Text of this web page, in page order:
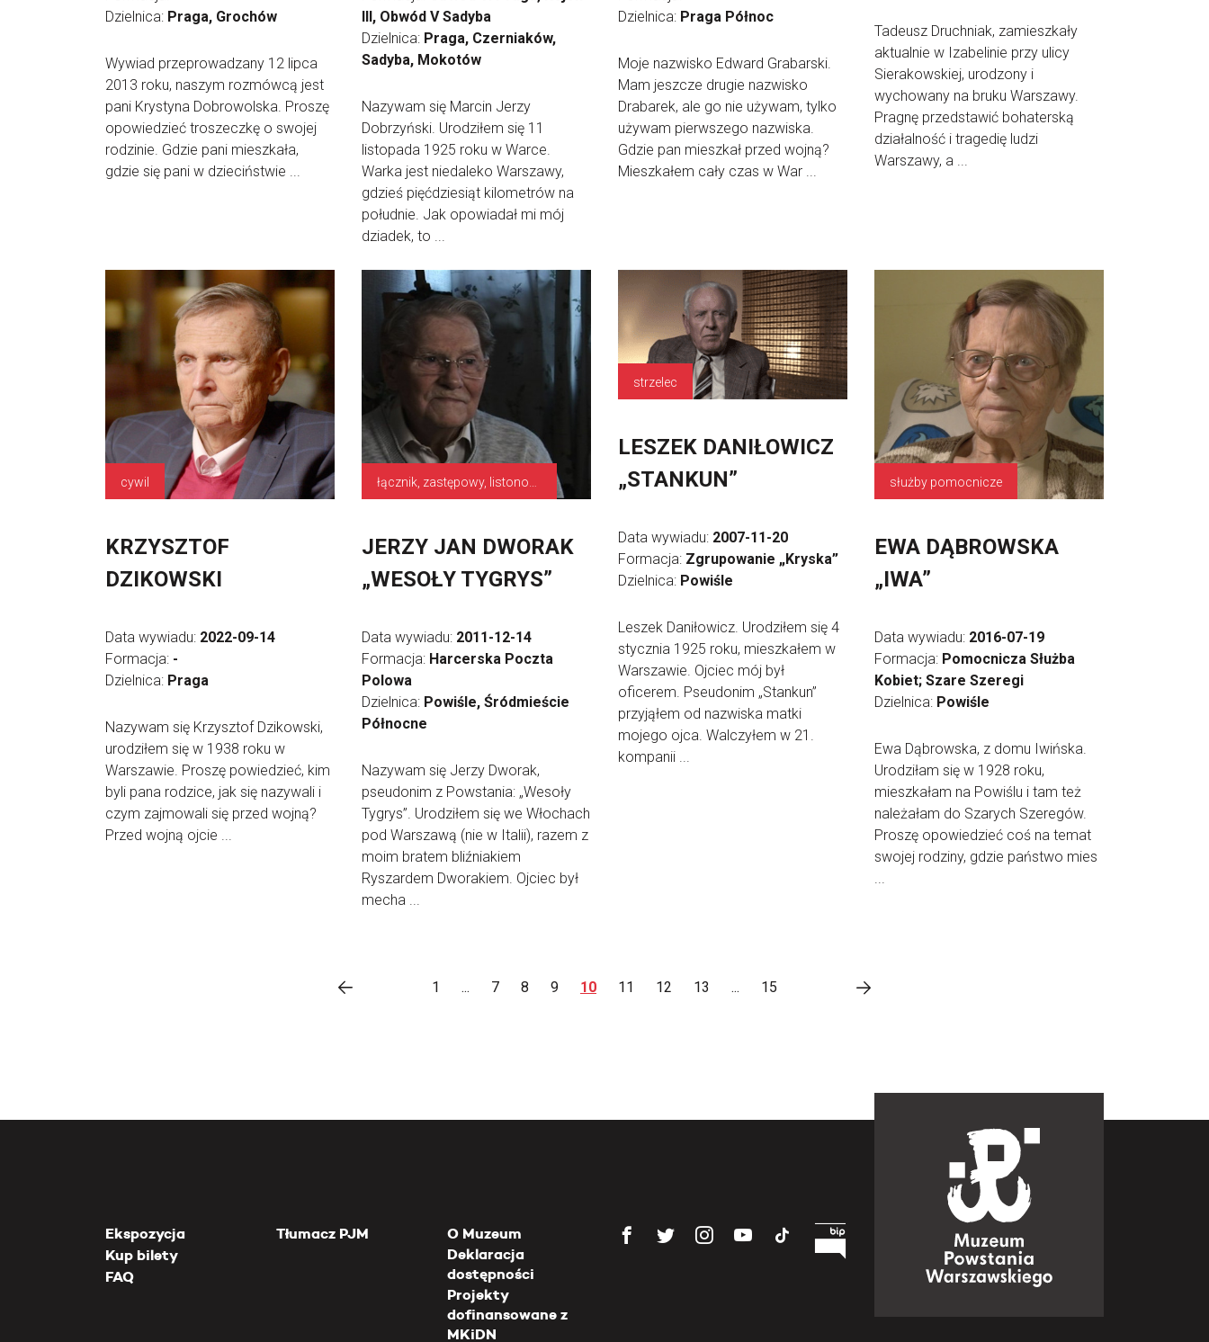
Dzielnica: Praga, Grochów
Wywiad przeprowadzany 12 lipca
2013 roku, naszym rozmówcą jest
pani Krystyna Dobrowolska. Proszę
opowiedzieć troszeczkę o swojej
rodzinie. Gdzie pani mieszkała,
gdzie się pani w dzieciństwie ...
III, Obwód V Sadyba
Dzielnica: Praga, Czerniaków,
Sadyba, Mokotów
Nazywam się Marcin Jerzy
Dobrzyński. Urodziłem się 11
listopada 1925 roku w Warce.
Warka jest niedaleko Warszawy,
gdzieś pięćdziesiąt kilometrów na
południe. Jak opowiadał mi mój
dziadek, to ...
Dzielnica: Praga Północ
Moje nazwisko Edward Grabarski.
Mam jeszcze drugie nazwisko
Drabarek, ale go nie używam, tylko
używam pierwszego nazwiska.
Gdzie pan mieszkał przed wojną?
Mieszkałem cały czas w War ...
Tadeusz Druchniak, zamieszkały
aktualnie w Izabelinie przy ulicy
Sierakowskiej, urodzony i
wychowany na bruku Warszawy.
Pragnę przedstawić bohaterską
działalność i tragedię ludzi
Warszawy, a ...
cywil
KRZYSZTOF
DZIKOWSKI
Data wywiadu: 2022-09-14
Formacja: -
Dzielnica: Praga
Nazywam się Krzysztof Dzikowski,
urodziłem się w 1938 roku w
Warszawie. Proszę powiedzieć, kim
byli pana rodzice, jak się nazywali i
czym zajmowali się przed wojną?
Przed wojną ojcie ...
JERZY JAN DWORAK
„WESOŁY TYGRYS”
Data wywiadu: 2011-12-14
Formacja: Harcerska Poczta
Polowa
Dzielnica: Powiśle, Śródmieście
Północne
Nazywam się Jerzy Dworak,
pseudonim z Powstania: „Wesoły
Tygrys”. Urodziłem się we Włochach
pod Warszawą (nie w Italii), razem z
moim bratem bliźniakiem
Ryszardem Dworakiem. Ojciec był
mecha ...
strzelec
LESZEK DANIŁOWICZ
„STANKUN”
Data wywiadu: 2007-11-20
Formacja: Zgrupowanie „Kryska”
Dzielnica: Powiśle
Leszek Daniłowicz. Urodziłem się 4
stycznia 1925 roku, mieszkałem w
Warszawie. Ojciec mój był
oficerem. Pseudonim „Stankun”
przyjąłem od nazwiska matki
mojego ojca. Walczyłem w 21.
kompanii ...
służby pomocnicze
EWA DĄBROWSKA
„IWA”
Data wywiadu: 2016-07-19
Formacja: Pomocnicza Służba
Kobiet; Szare Szeregi
Dzielnica: Powiśle
Ewa Dąbrowska, z domu Iwińska.
Urodziłam się w 1928 roku,
mieszkałam na Powiślu i tam też
należałam do Szarych Szeregów.
Proszę opowiedzieć coś na temat
swojej rodziny, gdzie państwo mies
...
1 ... 7 8 9 10 11 12 13 ... 15
Ekspozycja
Kup bilety
FAQ
Tłumacz PJM
O Muzeum
Deklaracja
dostępności
Projekty
dofinansowane z
MKiDN